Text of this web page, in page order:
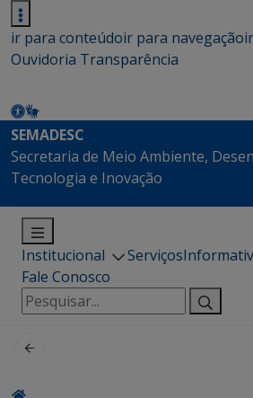
ir para conteúdoir para navegação
Ouvidoria Transparência
SEMADESC
Secretaria de Meio Ambiente,
Tecnologia e Inovação
Institucional Serviços
Fale Conosco
Pesquisar
por: